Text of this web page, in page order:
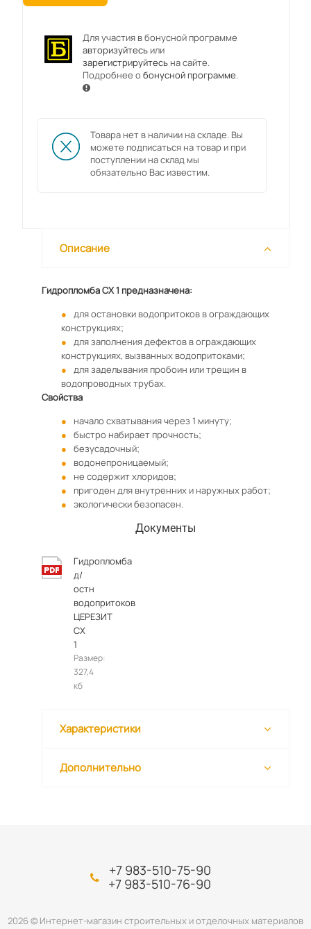
Для участия в бонусной программе
авторизуйтесьили
зарегистрируйтесьна сайте.
Подробнее обонусной программе.
Товара нет в наличии на складе. Вы
можете подписаться на товар и при
поступлении на склад мы
обязательно Вас известим.
Описание
Гидропломба CX 1 предназначена:
для остановки водопритоков в ограждающих
конструкциях;
для заполнения дефектов в ограждающих
конструкциях, вызванных водопритоками;
для заделывания пробоин или трещин в
водопроводных трубах.
Свойства
начало схватывания через 1 минуту;
быстро набирает прочность;
безусадочный;
водонепроницаемый;
не содержит хлоридов;
пригоден для внутренних и наружных работ;
экологически безопасен.
Документы
Гидропломба
д/
остн
водопритоков
ЦЕРЕЗИТ
CX
1
Размер:
327,4
кб
Характеристики
Дополнительно
+7 983-510-75-90
+7 983-510-76-90
2026 © Интернет-магазин строительных и отделочных материалов